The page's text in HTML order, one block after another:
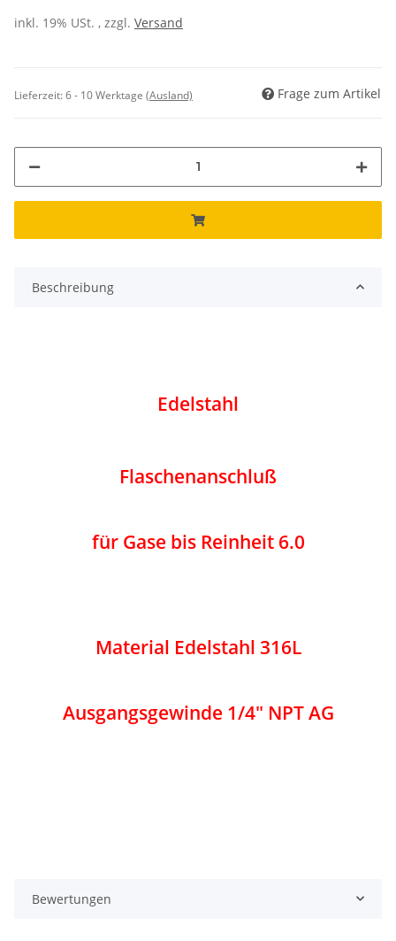
inkl. 19% USt. , zzgl. Versand
Lieferzeit:6 - 10 Werktage (Ausland) Frage zum Artikel
Beschreibung
Edelstahl
Flaschenanschluß
für Gase bis Reinheit 6.0
Material Edelstahl 316L
Ausgangsgewinde 1/4" NPT AG
Bewertungen